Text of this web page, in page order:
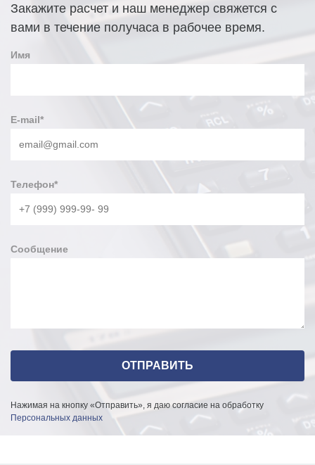
Закажите расчет и наш менеджер свяжется с
вами в течение получаса в рабочее время.
Имя
E-mail*
Телефон*
Сообщение
Нажимая на кнопку «Отправить», я даю согласие на обработку
Персональных данных